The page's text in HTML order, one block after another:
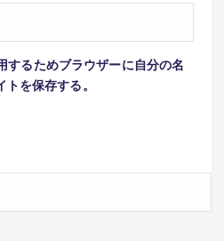
するためブラウザーに自分の名
を保存する。